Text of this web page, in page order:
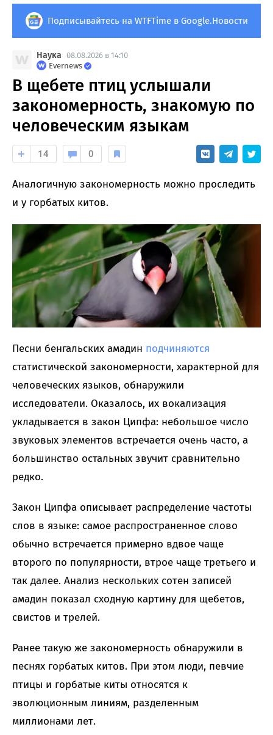
Подписывайтесь на WTFTime в Google.Новости
Наука 08.08.2026 в 14:10
Evernews
В щебете птиц услышали
закономерность, знакомую по
человеческим языкам
14 0
Аналогичную закономерность можно проследить
и у горбатых китов.
Песни бенгальских амадин подчиняются
статистической закономерности, характерной для
человеческих языков, обнаружили
исследователи. Оказалось, их вокализация
укладывается в закон Ципфа: небольшое число
звуковых элементов встречается очень часто, а
большинство остальных звучит сравнительно
редко.
Закон Ципфа описывает распределение частоты
слов в языке: самое распространенное слово
обычно встречается примерно вдвое чаще
второго по популярности, втрое чаще третьего и
так далее. Анализ нескольких сотен записей
амадин показал сходную картину для щебетов,
свистов и трелей.
Ранее такую же закономерность обнаружили в
песнях горбатых китов. При этом люди, певчие
птицы и горбатые киты относятся к
эволюционным линиям, разделенным
миллионами лет.